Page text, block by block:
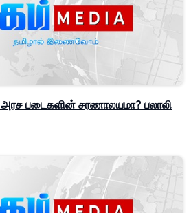
படைகளின் சரணாலயமா? பலாலி